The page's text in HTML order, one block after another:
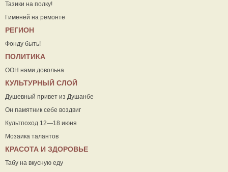
Тазики на полку!
Гименей на ремонте
РЕГИОН
Фонду быть!
ПОЛИТИКА
ООН нами довольна
КУЛЬТУРНЫЙ СЛОЙ
Душевный привет из Душанбе
Он памятник себе воздвиг
Культпоход 12—18 июня
Мозаика талантов
КРАСОТА И ЗДОРОВЬЕ
Табу на вкусную еду